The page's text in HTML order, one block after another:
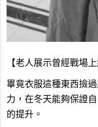
【老人展示曾經戰場
畢竟衣服這種東西撿
力，在冬天能夠保證
的提升。